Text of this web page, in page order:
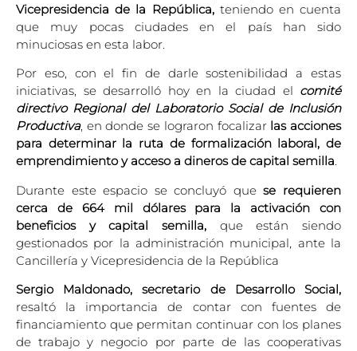
Vicepresidencia de la República, teniendo en cuenta
que muy pocas ciudades en el país han sido
minuciosas en esta labor.
Por eso, con el fin de darle sostenibilidad a estas
iniciativas, se desarrolló hoy en la ciudad el comité
directivo Regional del Laboratorio Social de Inclusión
Productiva, en donde se lograron focalizarlas acciones
para determinar la ruta de formalización laboral, de
emprendimiento y acceso a dineros de capital semilla.
Durante este espacio se concluyó quese requieren
cerca de 664 mil dólares para la activación con
beneficios y capital semilla, que están siendo
gestionados por la administración municipal, ante la
Cancillería y Vicepresidencia de la República
Sergio Maldonado, secretario de Desarrollo Social,
resaltó la importancia de contar con fuentes de
financiamiento que permitan continuar con los planes
de trabajo y negocio por parte de las cooperativas